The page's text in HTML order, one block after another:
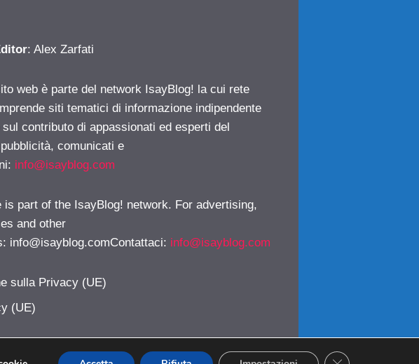
: Alex Zarfati
web è parte del network IsayBlog! la cui rete
siti tematici di informazione indipendente
contributo di appassionati ed esperti del
comunicati e
info@isayblog.com
is part of the IsayBlog! network. For advertising,
and other
info@isayblog.comContattaci: info@isayblog.com
sulla Privacy (UE)
(UE)
CLOSE GDPR